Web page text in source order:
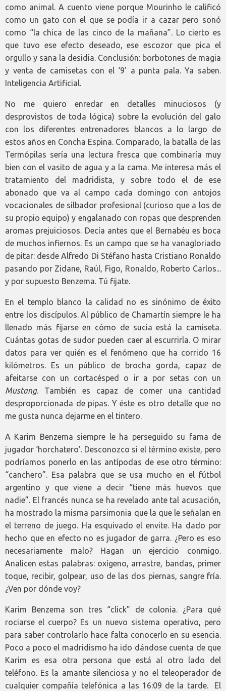
como animal. A cuento viene porque Mourinho le calificó
como un gato con el que se podía ir a cazar pero sonó
como “la chica de las cinco de la mañana”. Lo cierto es
que tuvo ese efecto deseado, ese escozor que pica el
orgullo y sana la desidia. Conclusión: borbotones de magia
y venta de camisetas con el ‘9’ a punta pala. Ya saben.
Inteligencia Artificial.
No me quiero enredar en detalles minuciosos (y
desprovistos de toda lógica) sobre la evolución del galo
con los diferentes entrenadores blancos a lo largo de
estos años en Concha Espina. Comparado, la batalla de las
Termópilas sería una lectura fresca que combinaría muy
bien con el vasito de agua y a la cama. Me interesa más el
tratamiento del madridista, y sobre todo el de ese
abonado que va al campo cada domingo con antojos
vocacionales de silbador profesional (curioso que a los de
su propio equipo) y engalanado con ropas que desprenden
aromas prejuiciosos. Decía antes que el Bernabéu es boca
de muchos infiernos. Es un campo que se ha vanagloriado
de pitar: desde Alfredo Di Stéfano hasta Cristiano Ronaldo
pasando por Zidane, Raúl, Figo, Ronaldo, Roberto Carlos...
y por supuesto Benzema. Tú fijate.
En el templo blanco la calidad no es sinónimo de éxito
entre los discípulos. Al público de Chamartín siempre le ha
llenado más fijarse en cómo de sucia está la camiseta.
Cuántas gotas de sudor pueden caer al escurrirla. O mirar
datos para ver quién es el fenómeno que ha corrido 16
kilómetros. Es un público de brocha gorda, capaz de
afeitarse con un cortacésped o ir a por setas con un
Mustang. También es capaz de comer una cantidad
desproporcionada de pipas. Y éste es otro detalle que no
me gusta nunca dejarme en el tintero.
A Karim Benzema siempre le ha perseguido su fama de
jugador ‘horchatero’. Desconozco si el término existe, pero
podríamos ponerlo en las antípodas de ese otro término:
“canchero”. Esa palabra que se usa mucho en el fútbol
argentino y que viene a decir “tiene más huevos que
nadie”. El francés nunca se ha revelado ante tal acusación,
ha mostrado la misma parsimonia que la que le señalan en
el terreno de juego. Ha esquivado el envite. Ha dado por
hecho que en efecto no es jugador de garra. ¿Pero es eso
necesariamente malo? Hagan un ejercicio conmigo.
Analicen estas palabras: oxígeno, arrastre, bandas, primer
toque, recibir, golpear, uso de las dos piernas, sangre fría.
¿Ven por dónde voy?
Karim Benzema son tres “click” de colonia. ¿Para qué
rociarse el cuerpo? Es un nuevo sistema operativo, pero
para saber controlarlo hace falta conocerlo en su esencia.
Poco a poco el madridismo ha ido dándose cuenta de que
Karim es esa otra persona que está al otro lado del
teléfono. Es la amante silenciosa y no el teleoperador de
cualquier compañía telefónica a las 16:09 de la tarde. El